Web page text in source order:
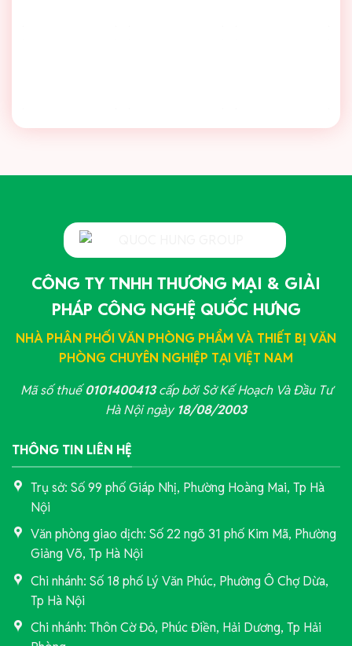
CÔNG TY TNHH THƯƠNG MẠI & GIẢI
PHÁP CÔNG NGHỆ QUỐC HƯNG
NHÀ PHÂN PHỐI VĂN PHÒNG PHẨM VÀ THIẾT BỊ VĂN
PHÒNG CHUYÊN NGHIỆP TẠI VIỆT NAM
Mã số thuế0101400413cấp bởi Sở Kế Hoạch Và Đầu Tư
Hà Nội ngày 18/08/2003
THÔNG TIN LIÊN HỆ
Trụ sở: Số 99 phố Giáp Nhị, Phường Hoàng Mai, Tp Hà
Nội
Văn phòng giao dịch: Số 22 ngõ 31 phố Kim Mã, Phường
Giảng Võ, Tp Hà Nội
Chi nhánh: Số 18 phố Lý Văn Phúc, Phường Ô Chợ Dừa,
Tp Hà Nội
Chi nhánh: Thôn Cờ Đỏ, Phúc Điền, Hải Dương, Tp Hải